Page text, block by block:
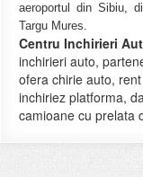
aeroportul din Sibiu,
Targu Mures.
Centru Inchirieri
inchirieri auto,
ofera chirie auto,
inchiriez platforma,
camioane cu prelata